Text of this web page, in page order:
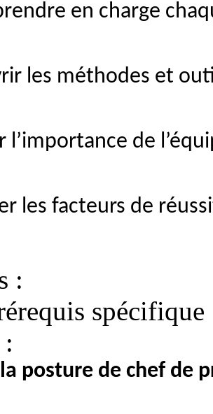
en charge
les méthodes et
l’importance de
les facteurs de
:
spécifique
posture de chef de